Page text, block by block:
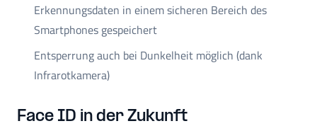
Erkennungsdaten in einem sicheren Bereich des
Smartphones gespeichert
Entsperrung auch bei Dunkelheit möglich (dank
Infrarotkamera)
Face ID in der Zukunft